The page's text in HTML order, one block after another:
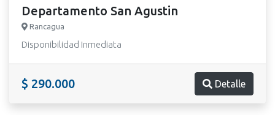
Departamento San Agustin
Rancagua
Disponibilidad Inmediata
$ 290.000 Detalle